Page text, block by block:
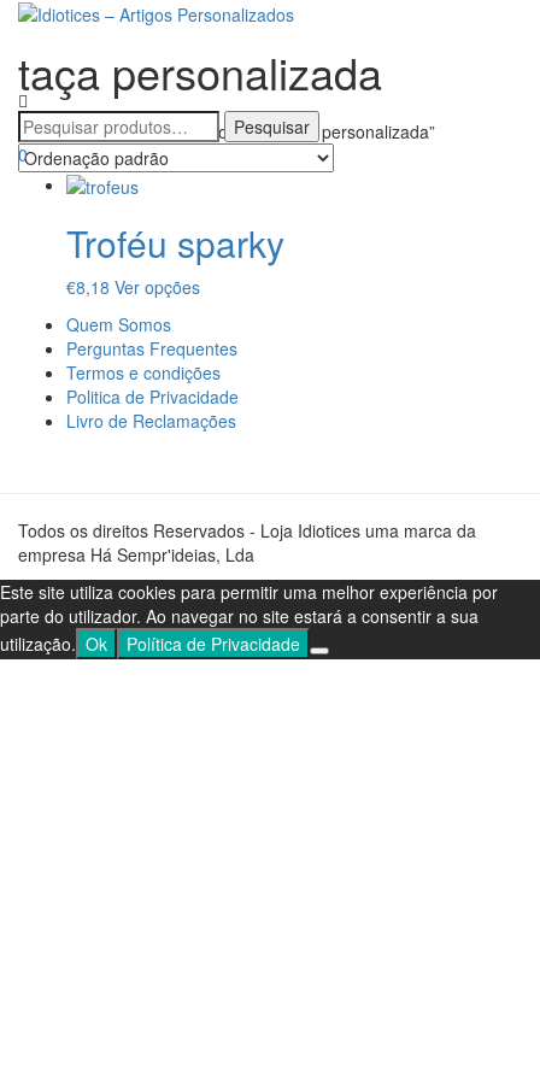
0
taça personalizada
Início/ Produtos etiquetados com “taça personalizada”
Troféu sparky
€8,18 Ver opçõesThis
multiple
variants.
The
options
on
the
product
page
Quem Somos
Perguntas Frequentes
Termos e condições
Politica de Privacidade
Livro de Reclamações
Todos os direitos Reservados - Loja Idiotices uma marca da
empresa Há Sempr'ideias, Lda
Este site utiliza cookies para permitir uma melhor experiência por
parte do utilizador. Ao navegar no site estará a consentir a sua
utilização. Ok Política de Privacidade